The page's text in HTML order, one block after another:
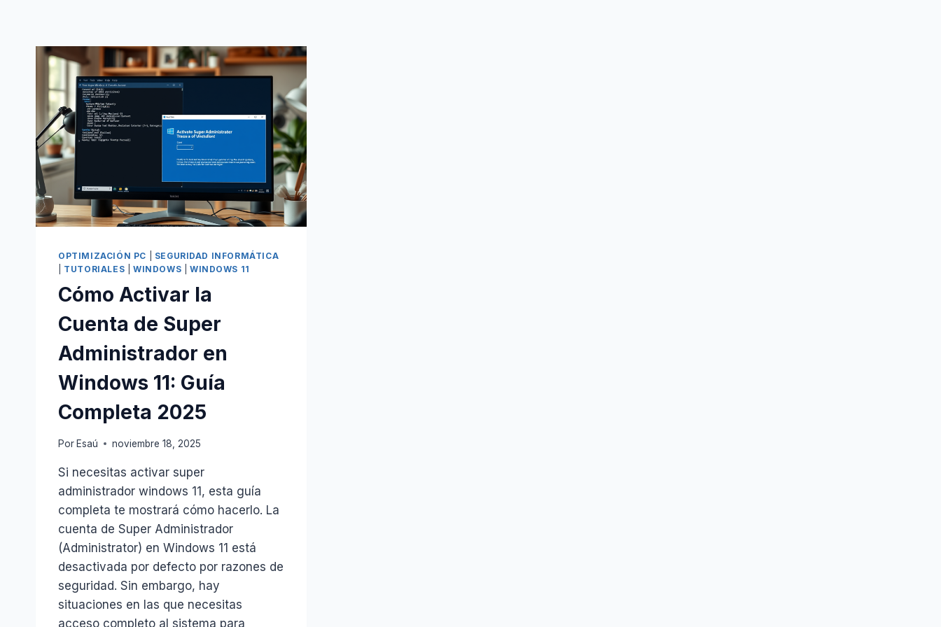
OPTIMIZACIÓN PC
SEGURIDAD INFORMÁTICA
TUTORIALES WINDOWS WINDOWS 11
Cómo Activar la
Cuenta de Super
Administrador en
Windows 11: Guía
Completa 2025
Por Esaú noviembre 18, 2025
Si necesitas activar super
administrador windows 11, esta guía
completa te mostrará cómo hacerlo. La
cuenta de Super Administrador
(Administrator) en Windows 11 está
desactivada por defecto por razones de
seguridad. Sin embargo, hay
situaciones en las que necesitas
acceso completo al sistema para